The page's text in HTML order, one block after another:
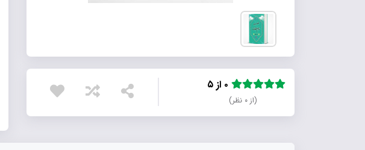
(از ۰ نظر)